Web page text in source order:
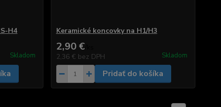
H4
Skladom
Keramické koncovky na H1/H3
2,90 €/
2,36 € bez DPH Skladom
Pridať do košíka